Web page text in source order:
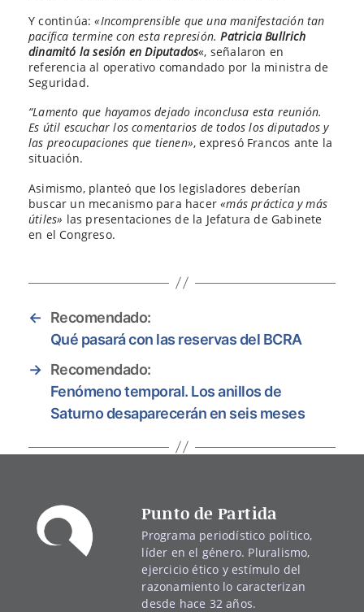
Y continúa: «Incomprensible que una manifestación tan
pacífica termine con esta represión.Patricia Bullrich
dinamitó la sesión en Diputados«, señalaron en
referencia al operativo comandado por la ministra de
Seguridad.
“Lamento que hayamos dejado inconclusa esta reunión.
Es útil escuchar los comentarios de todos los diputados y
las preocupaciones que tienen», expresó Francos ante la
situación.
Asimismo, planteó que los legisladores deberían
buscar un mecanismo para hacer «más práctica y más
útiles» las presentaciones de la Jefatura de Gabinete
en el Congreso.
←
Recomendado:
Qué pasará con las reservas del BCRA
→ Recomendado:
Fenómeno temporal. Los anillos de
Saturno desaparecerán en seis meses
Punto de Partida
Programa periodístico político,
líder en el género. Pluralismo,
ejercicio ético y estímulo del
razonamiento lo caracterizan
desde hace 32 años.